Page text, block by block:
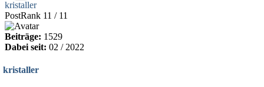
kristaller
PostRank 11 / 11
Beiträge: 1529
Dabei seit: 02 / 2022
kristaller